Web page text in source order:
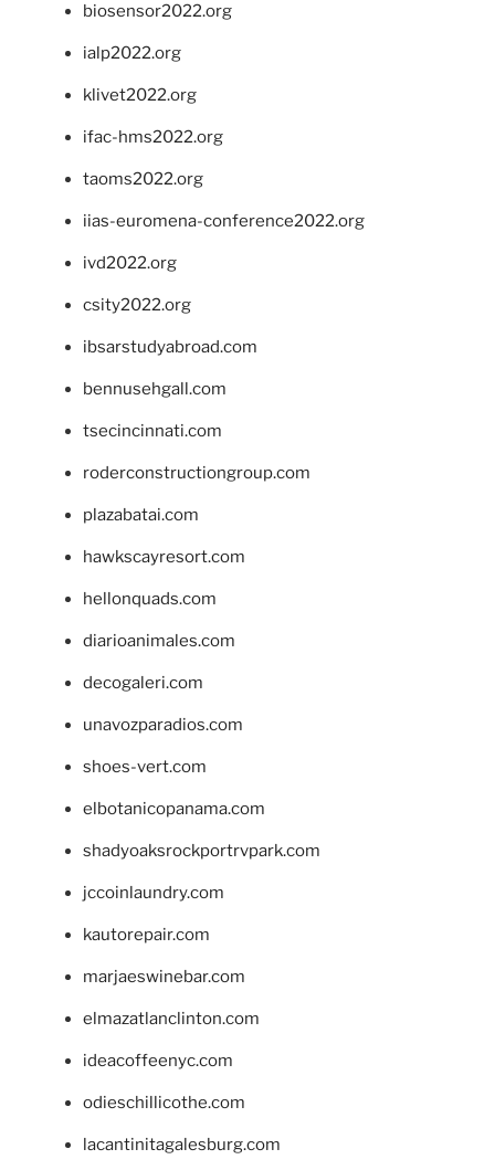
biosensor2022.org
ialp2022.org
klivet2022.org
ifac-hms2022.org
taoms2022.org
iias-euromena-conference2022.org
ivd2022.org
csity2022.org
ibsarstudyabroad.com
bennusehgall.com
tsecincinnati.com
roderconstructiongroup.com
plazabatai.com
hawkscayresort.com
hellonquads.com
diarioanimales.com
decogaleri.com
unavozparadios.com
shoes-vert.com
elbotanicopanama.com
shadyoaksrockportrvpark.com
jccoinlaundry.com
kautorepair.com
marjaeswinebar.com
elmazatlanclinton.com
ideacoffeenyc.com
odieschillicothe.com
lacantinitagalesburg.com